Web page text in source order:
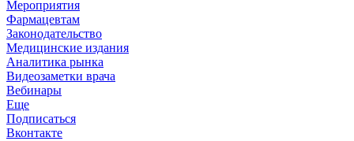
Мероприятия
Фармацевтам
Законодательство
Медицинские издания
Аналитика рынка
Видеозаметки врача
Вебинары
Еще
Подписаться
Вконтакте